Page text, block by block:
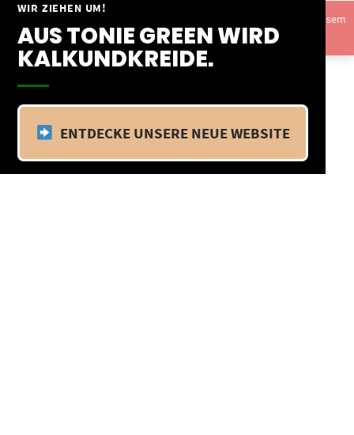
WIR ZIEHEN UM!
AUS TONIE GREEN WIRD
KALKUNDKREIDE.
ENTDECKE UNSERE NEUE WEBSITE
Springe
Inhalt
Vom 09.04.25 - 20.04.25 befinden wir uns im Betriebsurlaub. In diesem
Zeitraum findet kein Versand statt.Ausblenden